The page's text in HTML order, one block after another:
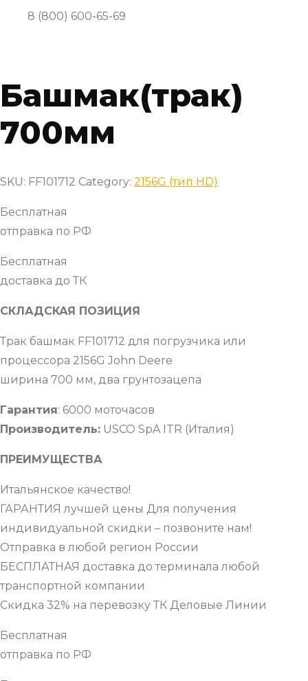
8 (800) 600-65-69
Башмак(трак)
700мм
SKU: FF101712 Category: 2156G (тип HD)
Бесплатная
отправка по РФ
Бесплатная
доставка до ТК
СКЛАДСКАЯ ПОЗИЦИЯ
Трак башмак FF101712 для погрузчика или
процессора 2156G John Deere
ширина 700 мм, два грунтозацепа
Гарантия: 6000 моточасов
Производитель: USCO SpA ITR (Италия)
ПРЕИМУЩЕСТВА
Итальянское качество!
ГАРАНТИЯ лучшей цены Для получения
индивидуальной скидки – позвоните нам!
Отправка в любой регион России
БЕСПЛАТНАЯ доставка до терминала любой
транспортной компании
Скидка 32% на перевозку ТК Деловые Линии
Бесплатная
отправка по РФ